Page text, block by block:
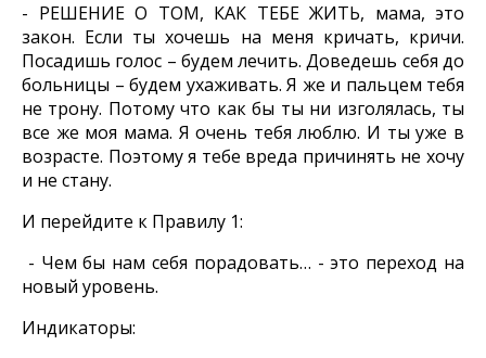
- РЕШЕНИЕ О ТОМ, КАК ТЕБЕ ЖИТЬ, мама, это
закон. Если ты хочешь на меня кричать, кричи.
Посадишь голос – будем лечить. Доведешь себя до
больницы – будем ухаживать. Я же и пальцем тебя
не трону. Потому что как бы ты ни изголялась, ты
все же моя мама. Я очень тебя люблю. И ты уже в
возрасте. Поэтому я тебе вреда причинять не хочу
и не стану.
И перейдите к Правилу 1:
- Чем бы нам себя порадовать… - это переход на
новый уровень.
Индикаторы: